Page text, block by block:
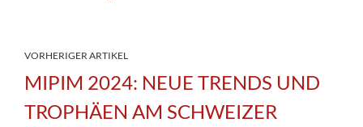
VORHERIGER ARTIKEL
MIPIM 2024: NEUE TRENDS UND
TROPHÄEN AM SCHWEIZER